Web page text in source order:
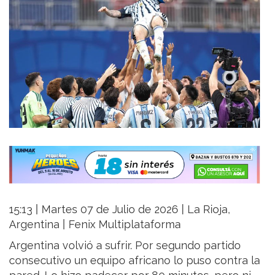
15:13 | Martes 07 de Julio de 2026 | La Rioja,
Argentina | Fenix Multiplataforma
Argentina volvió a sufrir. Por segundo partido
consecutivo un equipo africano lo puso contra la